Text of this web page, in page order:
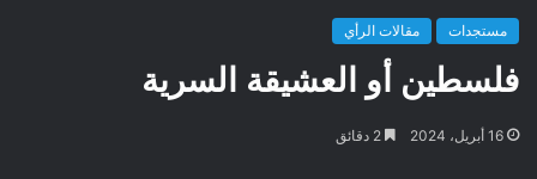
مستجدات مقالات الرأي
فلسطين أو العشيقة السرية
16 أبريل، 2024